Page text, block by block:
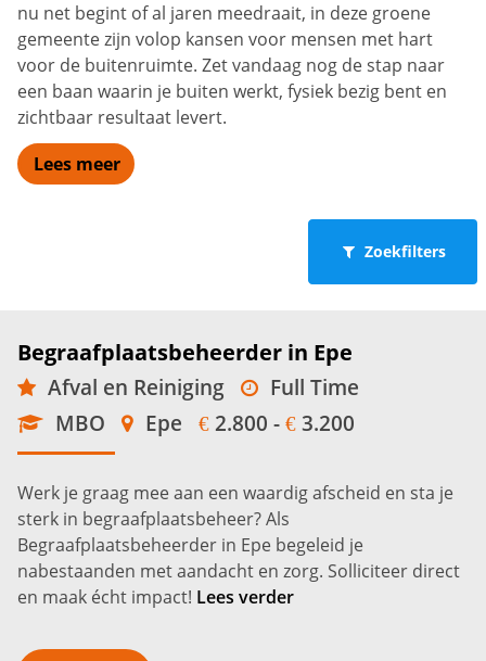
nu net begint of al jaren meedraait, in deze groene
gemeente zijn volop kansen voor mensen met hart
voor de buitenruimte. Zet vandaag nog de stap naar
een baan waarin je buiten werkt, fysiek bezig bent en
zichtbaar resultaat levert.
Lees meer
Zoekfilters
Begraafplaatsbeheerder in Epe
Afval en Reiniging
Full Time
MBO
Epe € 2.800 - € 3.200
Werk je graag mee aan een waardig afscheid en sta je
sterk in begraafplaatsbeheer? Als
Begraafplaatsbeheerder in Epe begeleid je
nabestaanden met aandacht en zorg. Solliciteer direct
en maak écht impact! Lees verder